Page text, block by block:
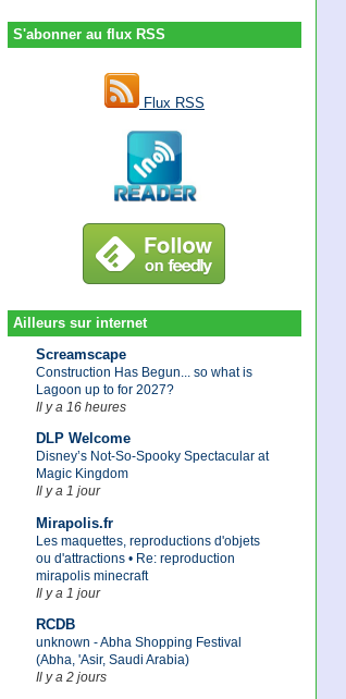
S'abonner au flux RSS
Flux RSS
Ailleurs sur internet
Screamscape
Construction Has Begun... so what is
Lagoon up to for 2027?
Il y a 16 heures
DLP Welcome
Disney’s Not-So-Spooky Spectacular at
Magic Kingdom
Il y a 1 jour
Mirapolis.fr
Les maquettes, reproductions d'objets
ou d'attractions • Re: reproduction
mirapolis minecraft
Il y a 1 jour
RCDB
unknown - Abha Shopping Festival
(Abha, 'Asir, Saudi Arabia)
Il y a 2 jours